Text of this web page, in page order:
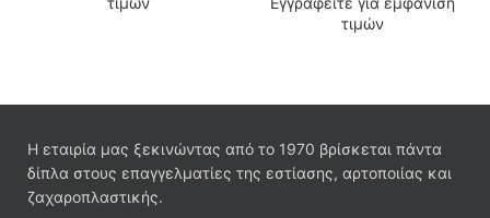
τιμών
Η εταιρία μας ξεκινώντας από το 1970 βρίσκεται πάντα
δίπλα στους επαγγελματίες της εστίασης, αρτοποιίας και
ζαχαροπλαστικής.